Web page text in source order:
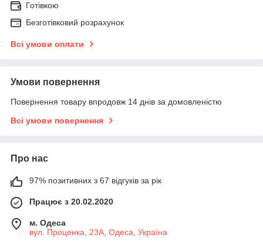
Готівкою
Безготівковий розрахунок
Всі умови оплати
Умови повернення
Повернення товару впродовж 14 днів за домовленістю
Всі умови повернення
Про нас
97% позитивних з 67 відгуків за рік
Працює з 20.02.2020
м. Одеса
вул. Проценка, 23А, Одеса, Україна